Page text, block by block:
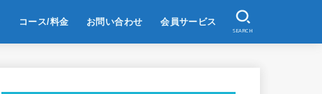
コース/料金 お問い合わせ 会員サービス
SEARCH